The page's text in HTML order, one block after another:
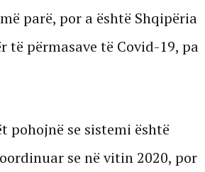
parë, por a është Shqipëria
përmasave të Covid-19, pa
pohojnë se sistemi është
se në vitin 2020, por